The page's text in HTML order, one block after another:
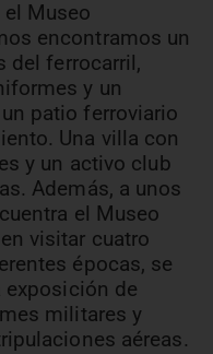
el Museo
encontramos un
del ferrocarril,
y un
patio ferroviario
Una villa con
y un activo club
Además, a unos
el Museo
visitar cuatro
épocas, se
exposición de
militares y
aéreas.